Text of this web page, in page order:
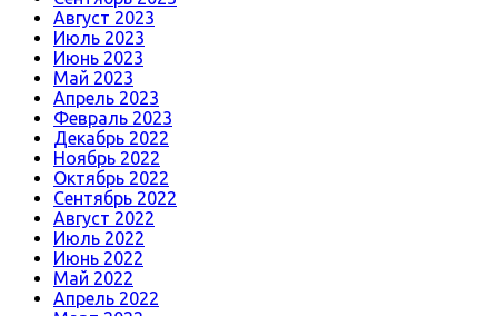
Август 2023
Июль 2023
Июнь 2023
Май 2023
Апрель 2023
Февраль 2023
Декабрь 2022
Ноябрь 2022
Октябрь 2022
Сентябрь 2022
Август 2022
Июль 2022
Июнь 2022
Май 2022
Апрель 2022